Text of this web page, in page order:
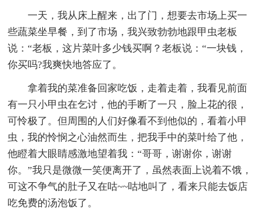
一天，我从床上醒来，出了门，想要去市场上买一
些蔬菜坐早餐，到了市场，我兴致勃勃地跟甲虫老板
说：“老板，这片菜叶多少钱买啊？老板说：“一块钱，
你买吗?我爽快地答应了。
拿着我的菜准备回家吃饭，走着走着，我看见前面
有一只小甲虫在乞讨，他的手断了一只，脸上花的很，
可怜极了。但周围的人们好像看不到他似的，看着小甲
虫，我的怜悯之心油然而生，把我手中的菜叶给了他，
他瞪着大眼睛感激地望着我：“哥哥，谢谢你，谢谢
你。”我只是微微一笑便离开了，虽然表面上说着不饿，
可这不争气的肚子又在咕~~咕地叫了，看来只能去饭店
吃免费的汤泡饭了。